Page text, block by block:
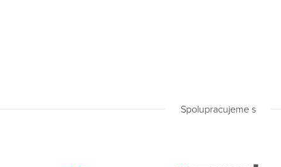
Spolupracujeme s